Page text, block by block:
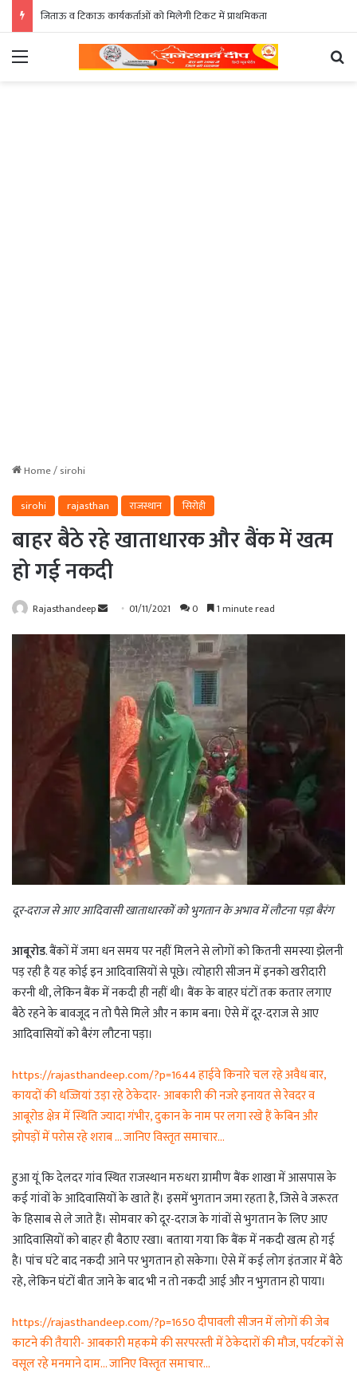
जिताऊ व टिकाऊ कार्यकर्ताओं को मिलेगी टिकट में प्राथमिकता
Menu
Home/sirohi
sirohi
rajasthan राजस्थान सिरोही
बाहर बैठे रहे खाताधारक और बैंक में खत्म
हो गई नकदी
Rajasthandeep
Send
email
01/11/2021 0 1 minute read
दूर-दराज से आए आदिवासी खाताधारकों को भुगतान के अभाव में लौटना पड़ा बैरंग
आबूरोड. बैंकों में जमा धन समय पर नहीं मिलने से लोगों को कितनी समस्या झेलनी
पड़ रही है यह कोई इन आदिवासियों से पूछे। त्योहारी सीजन में इनको खरीदारी
करनी थी, लेकिन बैंक में नकदी ही नहीं थी। बैंक के बाहर घंटों तक कतार लगाए
बैठे रहने के बावजूद न तो पैसे मिले और न काम बना। ऐसे में दूर-दराज से आए
आदिवासियों को बैरंग लौटना पड़ा।
https://rajasthandeep.com/?p=1644 हाईवे किनारे चल रहे अवैध बार,
कायदों की धज्जियां उड़ा रहे ठेकेदार- आबकारी की नजरे इनायत से रेवदर व
आबूरोड क्षेत्र में स्थिति ज्यादा गंभीर, दुकान के नाम पर लगा रखे हैं केबिन और
झोपड़ों में परोस रहे शराब … जानिए विस्तृत समाचार…
हुआ यूं कि देलदर गांव स्थित राजस्थान मरुधरा ग्रामीण बैंक शाखा में आसपास के
कई गांवों के आदिवासियों के खाते हैं। इसमें भुगतान जमा रहता है, जिसे वे जरूरत
के हिसाब से ले जाते हैं। सोमवार को दूर-दराज के गांवों से भुगतान के लिए आए
आदिवासियों को बाहर ही बैठाए रखा। बताया गया कि बैंक में नकदी खत्म हो गई
है। पांच घंटे बाद नकदी आने पर भुगतान हो सकेगा। ऐसे में कई लोग इंतजार में बैठे
रहे, लेकिन घंटों बीत जाने के बाद भी न तो नकदी आई और न भुगतान हो पाया।
https://rajasthandeep.com/?p=1650 दीपावली सीजन में लोगों की जेब
काटने की तैयारी- आबकारी महकमे की सरपरस्ती में ठेकेदारों की मौज, पर्यटकों से
वसूल रहे मनमाने दाम… जानिए विस्तृत समाचार…